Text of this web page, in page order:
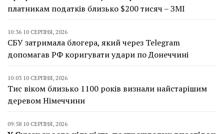
платникам податків близько $200 тисяч – ЗМІ
10:36 10 СЕРПНЯ, 2026
СБУ затримала блогера, який через Telegram
допомагав РФ коригувати удари по Донеччині
10:03 10 СЕРПНЯ, 2026
Тис віком близько 1100 років визнали найстарішим
деревом Німеччини
09:58 10 СЕРПНЯ, 2026